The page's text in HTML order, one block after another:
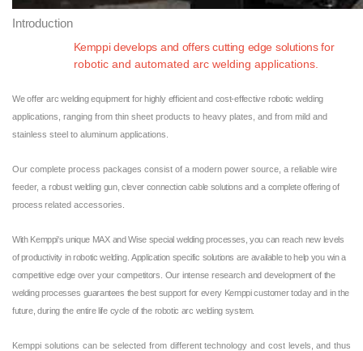
Introduction
Kemppi develops and offers cutting edge solutionsfor
robotic and automated arc welding applications.
We offer arc welding equipment for highly efficient and cost-effective robotic welding
applications, ranging from thin sheet products to heavy plates, and from mild and
stainless steel to aluminum applications.
Our complete process packages consist of a modern power source, a reliable wire
feeder, a robust welding gun, clever connection cable solutions and a complete offering of
process related accessories.
With Kemppi's unique MAX and Wise special welding processes, you can reach new levels
of productivity in robotic welding. Application specific solutions are available to help you wina
competitive edge over your competitors. Our intense research and development of the
welding processes guarantees the best support for every Kemppi customer today and in the
future, during the entire life cycle of the robotic arc welding system.
Kemppi solutions can be selected from different technology and cost levels, and thus